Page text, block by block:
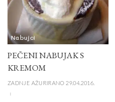
Nabujci
PEČENI NABUJAK S
KREMOM
ZADNJE AŽURIRANO 29.04.2016.